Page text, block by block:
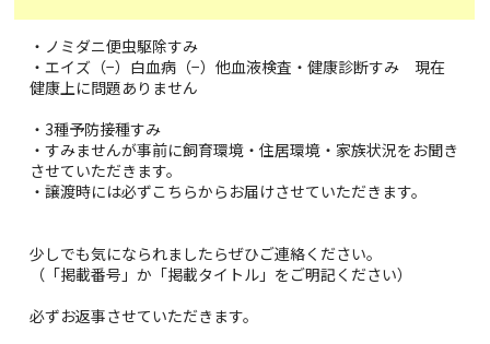
・ノミダニ便虫駆除すみ
・エイズ（−）白血病（−）他血液検査・健康診断すみ 現在
健康上に問題ありません
・3種予防接種すみ
・すみませんが事前に飼育環境・住居環境・家族状況をお聞き
させていただきます。
・譲渡時には必ずこちらからお届けさせていただきます。
少しでも気になられましたらぜひご連絡ください。
（「掲載番号」か「掲載タイトル」をご明記ください）
必ずお返事させていただきます。